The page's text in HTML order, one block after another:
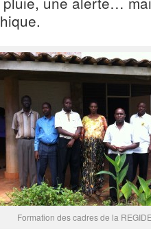
Formation des cadres de la